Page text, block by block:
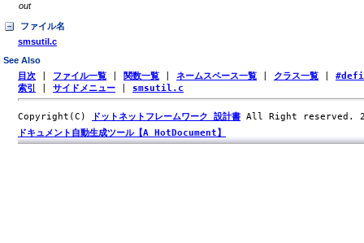
out
ファイル名
smsutil.c
See Also
目次 ファイル一覧 関数一覧 ネームスペース一覧 クラス一覧
索引
サイドメニュー smsutil.c
Copyright(C) ドットネットフレームワーク 設計書 All Right reserved.
ドキュメント自動生成ツール【A HotDocument】